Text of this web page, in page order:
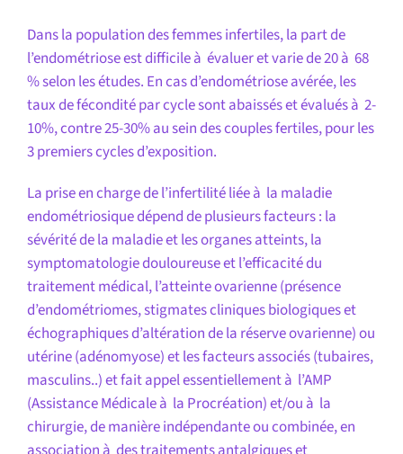
Dans la population des femmes infertiles, la part de
l’endométriose est difficile à évaluer et varie de 20 à 68
% selon les études. En cas d’endométriose avérée, les
taux de fécondité par cycle sont abaissés et évalués à 2-
10%, contre 25-30% au sein des couples fertiles, pour les
3 premiers cycles d’exposition.
La prise en charge de l’infertilité liée à la maladie
endométriosique dépend de plusieurs facteurs : la
sévérité de la maladie et les organes atteints, la
symptomatologie douloureuse et l’efficacité du
traitement médical, l’atteinte ovarienne (présence
d’endométriomes, stigmates cliniques biologiques et
échographiques d’altération de la réserve ovarienne) ou
utérine (adénomyose) et les facteurs associés (tubaires,
masculins..) et fait appel essentiellement à l’AMP
(Assistance Médicale à la Procréation) et/ou à la
chirurgie, de manière indépendante ou combinée, en